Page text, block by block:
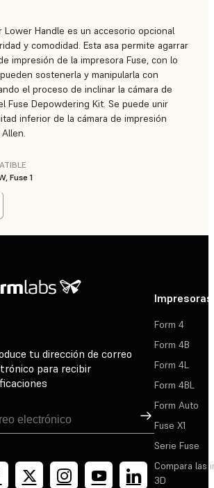
Lower Handle es un accesorio opcional
y comodidad. Esta asa permite agarrar
impresión de la impresora Fuse, con lo
sostenerla y manipularla con
el proceso de inclinar la cámara de
Fuse Depowdering Kit. Se puede unir
inferior de la cámara de impresión
Fuse 1
tu dirección de correo
para recibir
Suscribirse
Impresoras
Form 4
Form 4B
Form 4L
Form 4BL
Form Auto
Fuse X1
Serie Fuse
Compara las
3D